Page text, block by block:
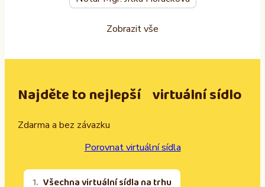
Zobrazit vše
Najděte to nejlepší virtuální sídlo
Zdarma a bez závazku
Porovnat virtuální sídla
Všechna virtuální sídla na trhu